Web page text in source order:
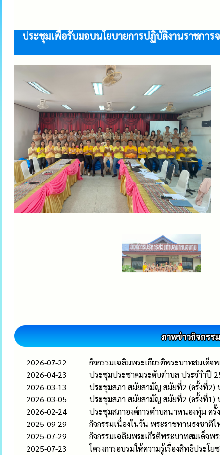
ประชุมเพื่อรับมอบนโยบายการปฏิบัติงานราชกา
2026-07-22
กิจกรรมเฉลิมพระเกียรติพระบาทสมเด็จ
2026-04-23
ประชุมประชาคมระดับตำบล ประจำำปี
2026-03-13
ประชุมสภา สมัยสามัญ สมัยที่2 (ครั้งที่2)
2026-03-05
ประชุมสภา สมัยสามัญ สมัยที่2 (ครั้งที่1)
2026-02-24
ประชุมสภาองค์การตำบลนาหนองทุ่ม ครั้
2025-09-29
กิจกรรมเนื่องในวัน พระราชทานธงชาติ
2025-07-29
กิจกรรมเฉลิมพระเกีรติพระบาทสมเด็จพ
2025-07-23
โครงการอบรมให้ความรู้เรื่องสิทธิประโ